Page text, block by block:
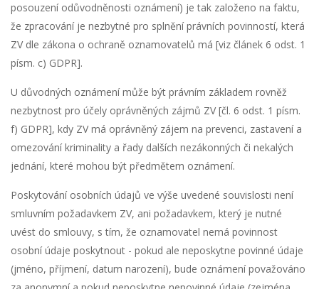
posouzení odůvodněnosti oznámení) je tak založeno na faktu,
že zpracování je nezbytné pro splnění právních povinností, která
ZV dle zákona o ochraně oznamovatelů má [viz článek 6 odst. 1
písm. c) GDPR].
U důvodných oznámení může být právním základem rovněž
nezbytnost pro účely oprávněných zájmů ZV [čl. 6 odst. 1 písm.
f) GDPR], kdy ZV má oprávněný zájem na prevenci, zastavení a
omezování kriminality a řady dalších nezákonných či nekalých
jednání, které mohou být předmětem oznámení.
Poskytování osobních údajů ve výše uvedené souvislosti není
smluvním požadavkem ZV, ani požadavkem, který je nutné
uvést do smlouvy, s tím, že oznamovatel nemá povinnost
osobní údaje poskytnout - pokud ale neposkytne povinné údaje
(jméno, příjmení, datum narození), bude oznámení považováno